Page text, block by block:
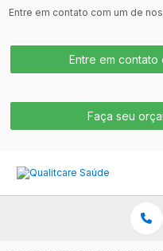
Entre em contato com um de
Entre em contato
Faça seu